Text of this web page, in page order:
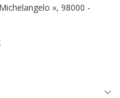
», 98000 -